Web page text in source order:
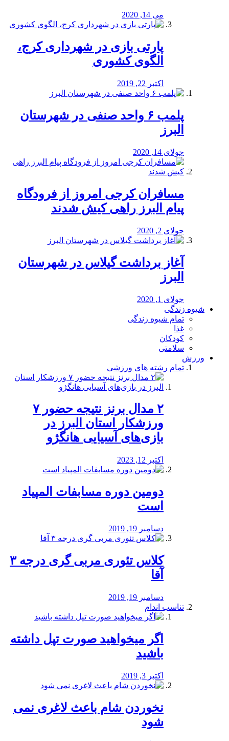
می 14, 2020
پارتی بازی در شهرداری کرج،
الگوی کشوری
اکتبر 22, 2019
پلمب ۶ واحد صنفی در شهرستان
البرز
جولای 14, 2020
مسافران کرجی امروز از فرودگاه
پیام البرز راهی کیش شدند
جولای 2, 2020
آغاز برداشت گیلاس در شهرستان
البرز
جولای 1, 2020
شیوه زندگی
تمام شیوه زندگی
غذا
کودکان
سلامتی
ورزش
تمام رشته های ورزشی
۲ مدال برنز نتیجه حضور ۷
ورزشکار استان البرز در
بازی‌های آسیایی هانگژو
اکتبر 12, 2023
دومین دوره مسابفات المپیاد
است
دسامبر 19, 2019
کلاس تئوری مربی گری درجه ۳
آقا
دسامبر 19, 2019
تناسب اندام
اگر میخواهید صورت تپل داشته
باشید
اکتبر 3, 2019
نخوردن شام باعث لاغری نمی
‌شود